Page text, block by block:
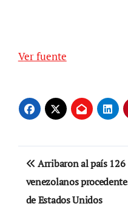
Ver fuente
Navegación
de
Arribaron al país 126
venezolanos
de Estados Unidos